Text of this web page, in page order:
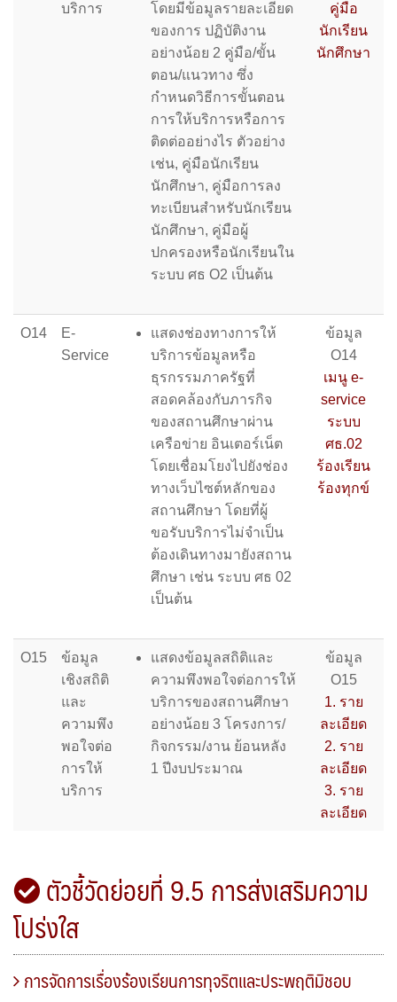
บริการ
โดยมีข้อมูลรายละเอียด
ของการ ปฏิบัติงาน
อย่างน้อย 2 คู่มือ/ขั้น
ตอน/แนวทาง ซึ่ง
กำหนดวิธีการขั้นตอน
การให้บริการหรือการ
ติดต่ออย่างไร ตัวอย่าง
เช่น, คู่มือนักเรียน
นักศึกษา, คู่มือการลง
ทะเบียนสำหรับนักเรียน
นักศึกษา, คู่มือผู้
ปกครองหรือนักเรียนใน
ระบบ ศธ O2 เป็นต้น
คู่มือ
นักเรียน
นักศึกษา
O14
E-
Service
แสดงช่องทางการให้
บริการข้อมูลหรือ
ธุรกรรมภาครัฐที่
สอดคล้องกับภารกิจ
ของสถานศึกษาผ่าน
เครือข่าย อินเตอร์เน็ต
โดยเชื่อมโยงไปยังช่อง
ทางเว็บไซต์หลักของ
สถานศึกษา โดยที่ผู้
ขอรับบริการไม่จำเป็น
ต้องเดินทางมายังสถาน
ศึกษา เช่น ระบบ ศธ 02
เป็นต้น
ข้อมูล
O14
เมนู e-
service
ระบบ
ศธ.02
ร้องเรียน
ร้องทุกข์
O15
ข้อมูล
เชิงสถิติ
และ
ความพึง
พอใจต่อ
การให้
บริการ
แสดงข้อมูลสถิติและ
ความพึงพอใจต่อการให้
บริการของสถานศึกษา
อย่างน้อย 3 โครงการ/
กิจกรรม/งาน ย้อนหลัง
1 ปีงบประมาณ
ข้อมูล
O15
1. ราย
ละเอียด
2. ราย
ละเอียด
3. ราย
ละเอียด
ตัวชี้วัดย่อยที่ 9.5 การส่งเสริมความ
โปร่งใส
การจัดการเรื่องร้องเรียนการทุจริตและประพฤติมิชอบ